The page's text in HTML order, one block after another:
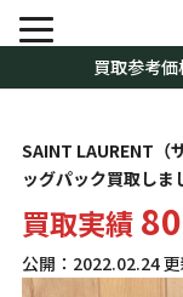
買取参考価
SAINT LAURENT
ッグパック買取しま
買取実績
公開： 2022.02.24更